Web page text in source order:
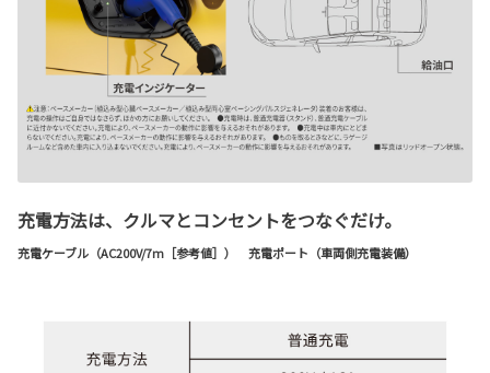
充電方法は、クルマとコンセントをつなぐだけ。
充電ケーブル（AC200V/7m［参考値］ ） 充電ポート（車両側充電装備）